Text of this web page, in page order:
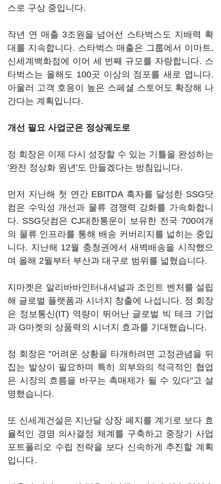
스로 구상 중입니다.
작년 연 매출 3조원을 넘어선 스타벅스도 지배력 확
대를 지속합니다. 스타벅스 매출은 그룹에서 이마트,
신세계백화점에 이어 세 번째 규모를 자랑합니다. 스
타벅스는 올해도 100곳 이상의 점포를 새로 엽니다.
아울러 고객 호응이 높은 스페셜 스토어도 확장해 나
간다는 계획입니다.
개선 필요 사업군은 정상궤도로
정 회장은 이제 다시 성장할 수 있는 기틀을 완성하는
'완전 정상화 원년'도 만들겠다는 방침입니다.
먼저 지난해 첫 연간 EBITDA 흑자를 달성한 SSG닷
컴은 수익성 개선과 물류 경쟁력 강화를 가속화합니
다. SSG닷컴은 CJ대한통운이 보유한 전국 700여개
의 물류 인프라를 통해 배송 커버리지를 넓히는 중입
니다. 지난해 12월 충청권에서 새벽배송을 시작했으
며 올해 2월부터 부산과 대구로 범위를 넓혔습니다.
지마켓은 알리바바인터내셔널과 조인트 벤처를 설립
해 글로벌 플랫폼과 시너지 창출에 나섭니다. 정 회장
은 정보통신(IT) 역량이 뛰어난 글로벌 빅 테크 기업
과 G마켓의 상품력의 시너지 효과를 기대했습니다.
정 회장은 "어려운 상황을 타개하려면 고정관념을 뒤
집는 발상이 필요하며 특히 외부와의 적극적인 협업
은 시장의 흐름을 바꾸는 촉매제가 될 수 있다"고 설
명했습니다.
또 신세계건설은 지난달 상장 폐지를 계기로 보다 효
율적인 경영 의사결정 체계를 구축하고 중장기 사업
포트폴리오 수립 전략을 보다 신속하게 추진할 계획
입니다.